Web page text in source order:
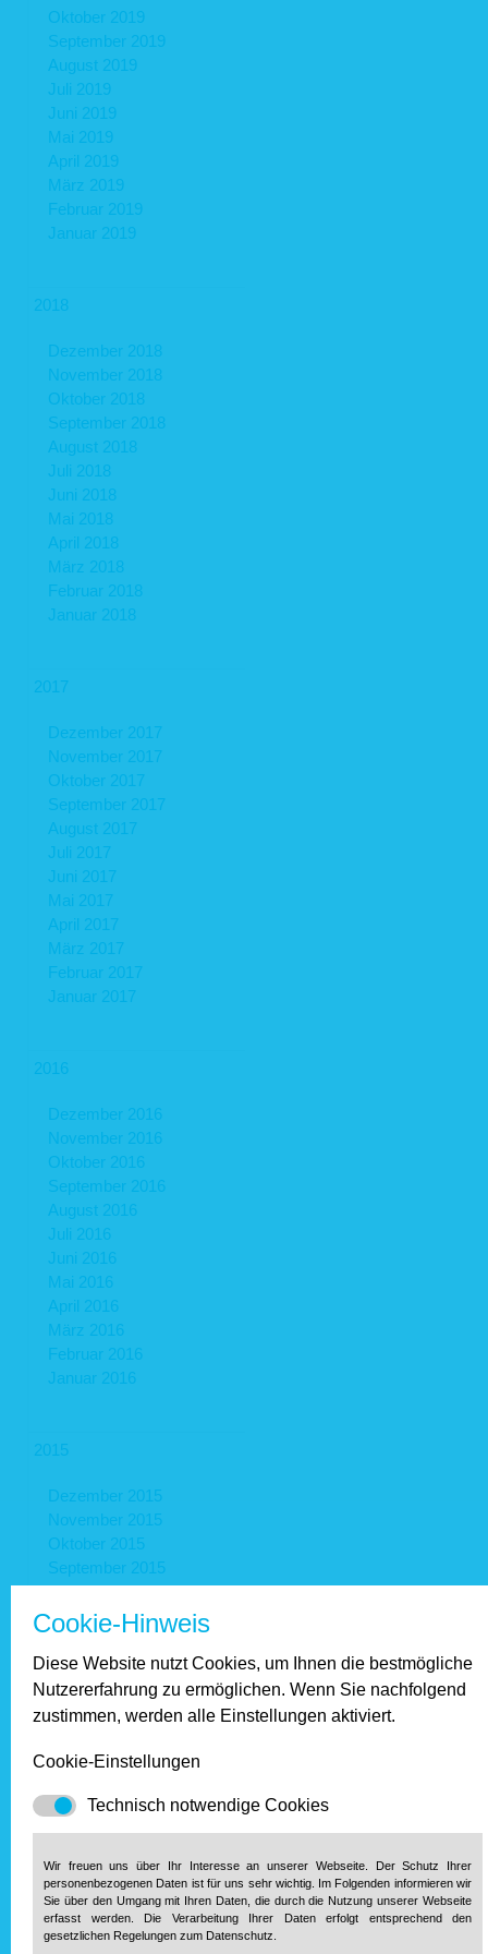
Oktober 2019
September 2019
August 2019
Juli 2019
Juni 2019
Mai 2019
April 2019
März 2019
Februar 2019
Januar 2019
2018
Dezember 2018
November 2018
Oktober 2018
September 2018
August 2018
Juli 2018
Juni 2018
Mai 2018
April 2018
März 2018
Februar 2018
Januar 2018
2017
Dezember 2017
November 2017
Oktober 2017
September 2017
August 2017
Juli 2017
Juni 2017
Mai 2017
April 2017
März 2017
Februar 2017
Januar 2017
2016
Dezember 2016
November 2016
Oktober 2016
September 2016
August 2016
Juli 2016
Juni 2016
Mai 2016
April 2016
März 2016
Februar 2016
Januar 2016
2015
Dezember 2015
November 2015
Oktober 2015
September 2015
August 2015
Juli 2015
Mai 2015
April 2015
März 2015
Januar 2015
2014
September 2014
August 2014
Juni 2014
Cookie-Hinweis
Diese Website nutzt Cookies, um Ihnen die bestmögliche
Nutzererfahrung zu ermöglichen. Wenn Sie nachfolgend
zustimmen, werden alle Einstellungen aktiviert.
Cookie-Einstellungen
Technisch notwendige Cookies
Wir freuen uns über Ihr Interesse an unserer Webseite. Der Schutz Ihrer
personenbezogenen Daten ist für uns sehr wichtig. Im Folgenden informieren wir
Sie über den Umgang mit Ihren Daten, die durch die Nutzung unserer Webseite
erfasst werden. Die Verarbeitung Ihrer Daten erfolgt entsprechend den
gesetzlichen Regelungen zum Datenschutz.